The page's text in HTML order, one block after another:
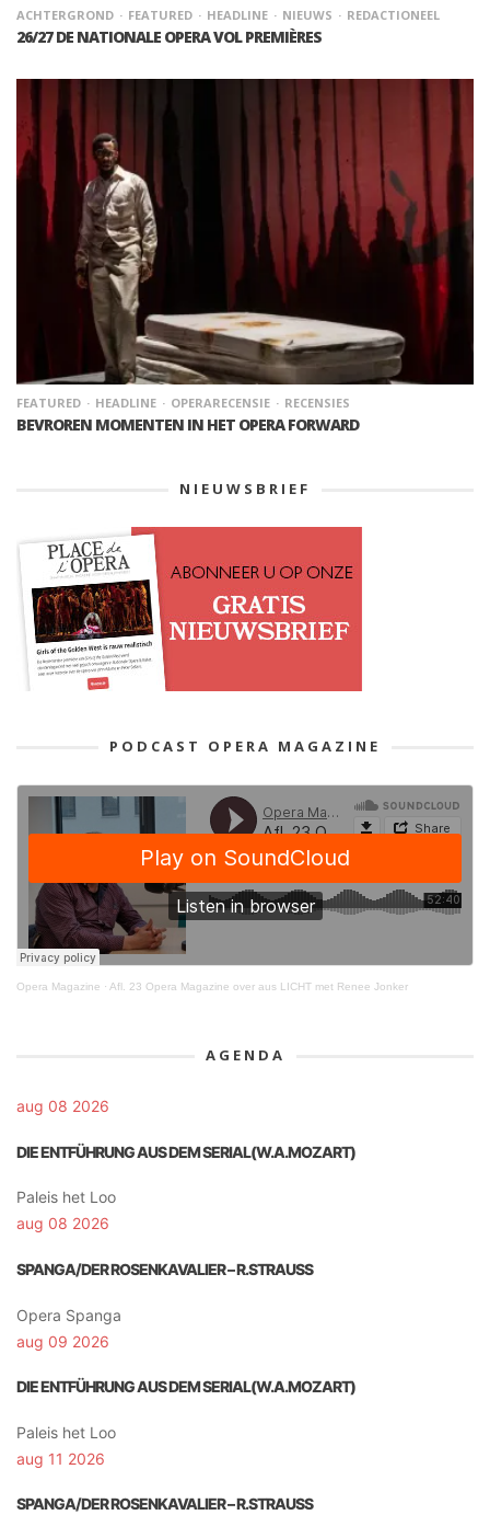
ACHTERGROND FEATURED HEADLINE NIEUWS REDACTIONEEL
26/27 DE NATIONALE OPERA VOL PREMIÈRES
FEATURED HEADLINE OPERARECENSIE RECENSIES
BEVROREN MOMENTEN IN HET OPERA FORWARD
NIEUWSBRIEF
PODCAST OPERA MAGAZINE
Opera Magazine · Afl. 23 Opera Magazine over aus LICHT met Renee Jonker
AGENDA
aug 08 2026
DIE ENTFÜHRUNG AUS DEM SERIAL(W.A.MOZART)
Paleis het Loo
aug 08 2026
SPANGA/DER ROSENKAVALIER – R.STRAUSS
Opera Spanga
aug 09 2026
DIE ENTFÜHRUNG AUS DEM SERIAL(W.A.MOZART)
Paleis het Loo
aug 11 2026
SPANGA/DER ROSENKAVALIER – R.STRAUSS